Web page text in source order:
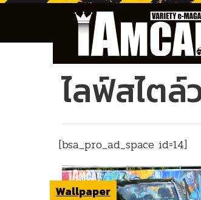
ไลฟ์สไตล์
[bsa_pro_ad_space id=14]
Wallpaper